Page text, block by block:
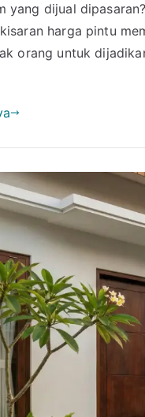
yang dijual
harga pintu
orang untuk